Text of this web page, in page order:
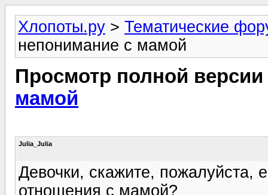
Хлопоты.ру > Тематические
непонимание с мамой
Просмотр полной
мамой
Julia_Julia
Девочки, скажите, пожалуйста,
отношения с мамой?